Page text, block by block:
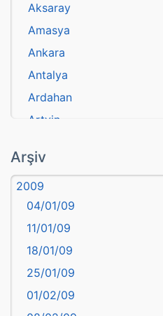
Aksaray
Amasya
Ankara
Antalya
Ardahan
Artvin
Aydın
Balıkesir
Bartın
başkentler
Batman
Bayburt
Bilecik
Arşiv
2009
04/01/09
11/01/09
18/01/09
25/01/09
01/02/09